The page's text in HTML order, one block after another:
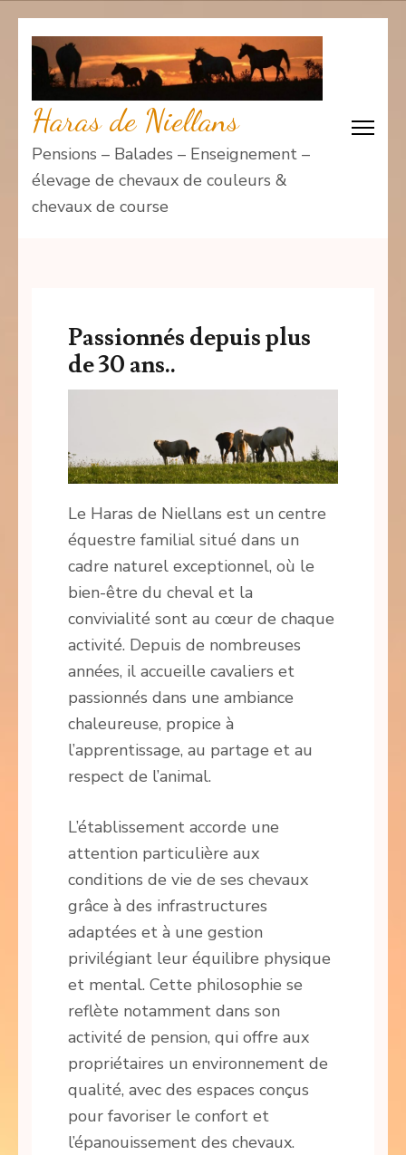
contenu
(Pressez
Entrée)
Haras de Niellans
Pensions – Balades – Enseignement –
élevage de chevaux de couleurs &
chevaux de course
Passionnés depuis plus
de 30 ans..
Le Haras de Niellans est un centre
équestre familial situé dans un
cadre naturel exceptionnel, où le
bien-être du cheval et la
convivialité sont au cœur de chaque
activité. Depuis de nombreuses
années, il accueille cavaliers et
passionnés dans une ambiance
chaleureuse, propice à
l’apprentissage, au partage et au
respect de l’animal.
L’établissement accorde une
attention particulière aux
conditions de vie de ses chevaux
grâce à des infrastructures
adaptées et à une gestion
privilégiant leur équilibre physique
et mental. Cette philosophie se
reflète notamment dans son
activité de pension, qui offre aux
propriétaires un environnement de
qualité, avec des espaces conçus
pour favoriser le confort et
l’épanouissement des chevaux.